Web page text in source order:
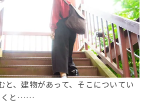
と、建物があって、そこについてい
くと……